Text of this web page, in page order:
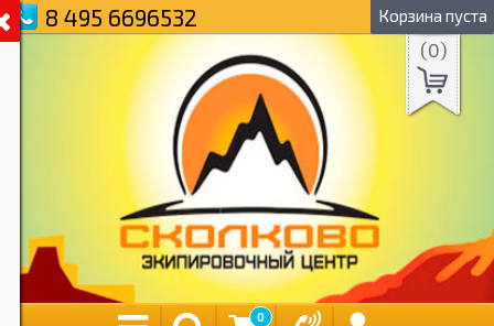
8 495 6696532 Корзина пуста
(0)
0